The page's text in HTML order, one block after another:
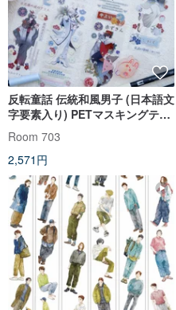
反転童話 伝統和風男子 (日本語文
字要素入り) PETマスキングテー
プ 15m巻 台湾製
Room 703
2,571円